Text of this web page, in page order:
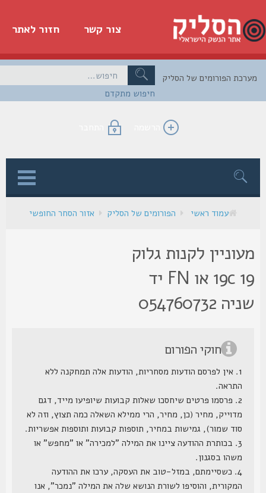
חזור לאתר צור קשר
חיפוש מתקדם
הפורומים של הסליק
הרשמה התחבר
עמוד ראשי הפורומים של הסליק אזור הסחר החופשי
לקנות גלוק
19c 19 או FN יד
054760732
חוקי הפורום
1. אין לפרסם הודעות מסחריות, הודעות אלה תמחקנה ללא
התראה.
2. פרסמו פרטים שיחסכו שאלות קבועות שיופיעו מייד, דגם
מדוייק, מחיר (כן, מחיר, הרי ממילא השאלה כמה תצוץ, וזה לא
סוד שמור), גמישות במחיר, תוספות קבועות ותוספות אפשריות.
3. בכותרת ההודעה ציינו את המילה "למכירה" או "מחפש" או
משהו בסגנון.
4. כשסיימתם, במזל-טוב את העסקה, ערכו את ההודעה
המקורית, והוסיפו לשורת הנושא שלה את המילה "נמכר", אנו